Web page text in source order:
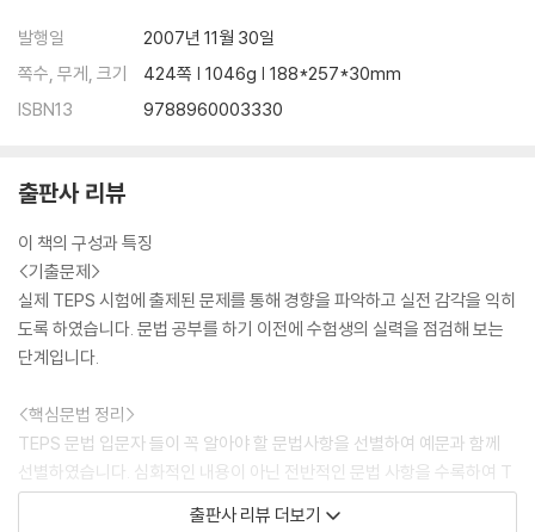
발행일
2007년 11월 30일
쪽수, 무게, 크기
424쪽 | 1046g | 188*257*30mm
ISBN13
9788960003330
출판사 리뷰
이 책의 구성과 특징
<기출문제>
실제 TEPS 시험에 출제된 문제를 통해 경향을 파악하고 실전 감각을 익히
도록 하였습니다. 문법 공부를 하기 이전에 수험생의 실력을 점검해 보는
단계입니다.
<핵심문법 정리>
TEPS 문법 입문자 들이 꼭 알아야 할 문법사항을 선별하여 예문과 함께
선별하였습니다. 심화적인 내용이 아닌 전반적인 문법 사항을 수록하여 T
EPS 뿐만 아니라 다른 시험에도 적용할 수 있는 핵심 내용을 수록하였습
출판사 리뷰 더보기